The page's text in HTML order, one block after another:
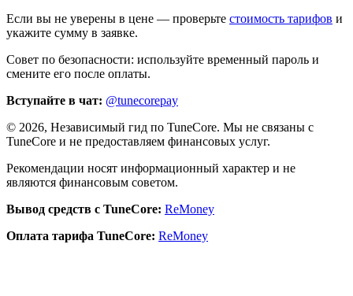
Если вы не уверены в цене — проверьте стоимость тарифов и
укажите сумму в заявке.
Совет по безопасности: используйте временный пароль и
смените его после оплаты.
Вступайте в чат: @tunecorepay
© 2026, Независимый гид по TuneCore. Мы не связаны с
TuneCore и не предоставляем финансовых услуг.
Рекомендации носят информационный характер и не
являются финансовым советом.
Вывод средств с TuneCore: ReMoney
Оплата тарифа TuneCore: ReMoney